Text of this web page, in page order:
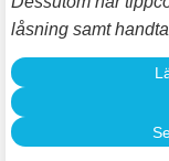
låsning samt